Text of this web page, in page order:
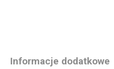
Informacje dodatkowe